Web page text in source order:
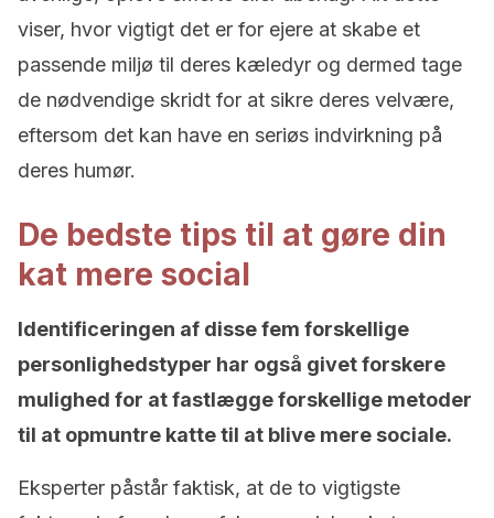
viser, hvor vigtigt det er for ejere at skabe et
passende miljø til deres kæledyr og dermed tage
de nødvendige skridt for at sikre deres velvære,
eftersom det kan have en seriøs indvirkning på
deres humør.
De bedste tips til at gøre din
kat mere social
Identificeringen af disse fem forskellige
personlighedstyper har også givet forskere
mulighed for at fastlægge forskellige metoder
til at opmuntre katte til at blive mere sociale.
Eksperter påstår faktisk, at de to vigtigste